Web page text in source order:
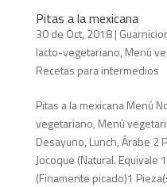
Pitas a la mexicana
30 de Oct, 2018|
lacto-vegetariano, Menú
Recetas para intermedios
Pitas a la mexicana Menú
vegetariano, Menú
Desayuno, Lunch, Árabe 2
Jocoque (Natural. Equivale
(Finamente picado)1